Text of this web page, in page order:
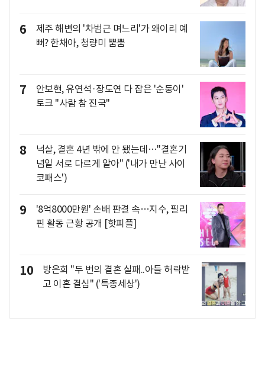
6
제주 해변의 '차범근 며느리'가 왜이리 예
뻐? 한채아, 청량미 뿜뿜
7
안보현, 유연석·장도연 다 잡은 '순둥이'
토크 "사람 참 진국"
8
넉살, 결혼 4년 밖에 안 됐는데…"결혼기
념일 서로 다르게 알아" ('내가 만난 사이
코패스')
9
'8억8000만원' 손배 판결 속…지수, 필리
핀 활동 근황 공개 [핫피플]
10
방은희 "두 번의 결혼 실패..아들 허락받
고 이혼 결심" ('특종세상')